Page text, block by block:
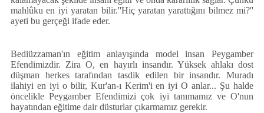
mahlûku en iyi yaratan bilir.''Hiç yaratan yarattığını bilmez mi?''
ayeti bu gerçeği ifade eder.
Bediüzzaman'ın eğitim anlayışında model insan Peygamber
Efendimizdir. Zira O, en hayırlı insandır. Yüksek ahlakı dost
düşman herkes tarafından tasdik edilen bir insandır. Muradı
ilahiyi en iyi o bilir, Kur'an-ı Kerim'i en iyi O anlar... Şu halde
öncelikle Peygamber Efendimizi çok iyi tanımamız ve O'nun
hayatından eğitime dair düsturlar çıkarmamız gerekir.